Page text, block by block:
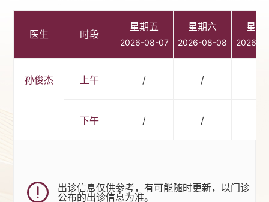
医生 时段
星期五
2026-08-07
星期六
2026-08-08
星期
2026-
孙俊杰 上午 / /
下午 / /
出诊信息仅供参考，有可能随时更新，以门诊
公布的出诊信息为准。